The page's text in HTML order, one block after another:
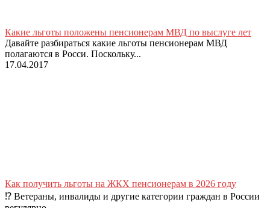
Какие льготы положены пенсионерам МВД по выслуге лет
Давайте разбираться какие льготы пенсионерам МВД
полагаются в Росси. Поскольку...
17.04.2017
Как получить льготы на ЖКХ пенсионерам в 2026 году
⁉ Ветераны, инвалиды и другие категории граждан в России